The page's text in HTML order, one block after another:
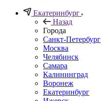
Екатеринбург
Назад
Города
Санкт-Петербург
Москва
Челябинск
Самара
Калининград
Воронеж
Екатеринбург